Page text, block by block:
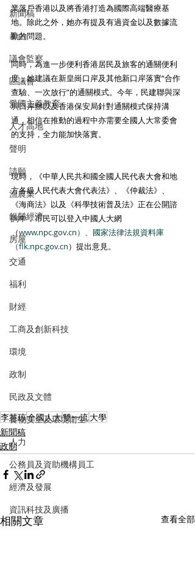
新聞稿
暴力
議會監察
區議會
愛國主義教育
人才高地
聲明
請願
漁農業
銀髮經濟
房屋
交通
福利
財經
工商及創新科技
環境
政制
民政及文體
食物安全及環境衛生
人力
公務員及資助機構員工
經濟及發展
資訊科技及廣播
業落戶香港以及將香港打造為國際高端醫療基
地。除此之外，她亦有提及有過資金以及數據流
動的問題。
同時，為進一步便利香港居民及旅客的通關便利
度，她建議在新皇崗口岸及其他新口岸落實“合作
查驗、一次放行”的通關模式。今年，民建聯與深
圳口岸辦以及香港保安局針對通關模式保持溝
通，相信在推動的過程中亦需要全國人大常委會
的支持，全力能加快落實。
現時，《中華人民共和國全國人民代表大會和地
方各級人民代表大會代表法》、《仲裁法》、
《海商法》以及《科學技術普及法》正在公開諮
詢中，市民可以登入中國人大網
（www.npc.gov.cn）、國家法律法規資料庫
（flk.npc.gov.cn）提出意見。
李慧琼全國人大雙一流大學
新聞稿
政制
相關文章 查看全部